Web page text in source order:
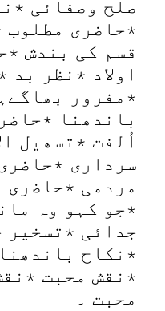
صلح وصفائی
٭حاضری مطلوب
قسم کی بندش
اولاد ٭نظر
٭مفرور
باندھنا
اُلفت ٭تسھیل
سرداری
مردمی ٭حاضری
٭جو کہو وہ
جدائی ٭تسخیر
٭نکاح
٭نقش محبت
محبت ۔